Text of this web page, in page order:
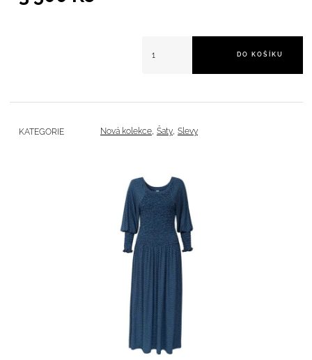
DO KOŠÍKU
KATEGORIE Nová kolekce, Šaty, Slevy